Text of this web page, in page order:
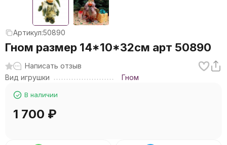
Артикул:50890
Гном размер 14*10*32см арт 50890
Написать отзыв
Вид игрушки
Гном
В наличии
1 700 ₽